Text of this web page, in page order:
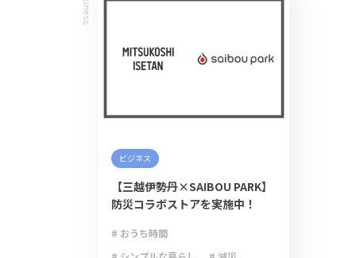
ビジネス
【三越伊勢丹×SAIBOU PARK】
防災コラボストアを実施中！
# おうち時間